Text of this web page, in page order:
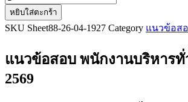
แนว
ข้อสอบ
บริหาร
ทั่วไป
หยิบใส่ตะกร้า
SKU Sheet88-26-04-1927 Category แนวข้อส
แนวข้อสอบ พนักงานบริหารทั่
2569